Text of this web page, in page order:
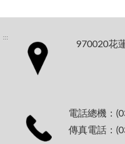
:::
970020花
電話總機：
傳真電話：